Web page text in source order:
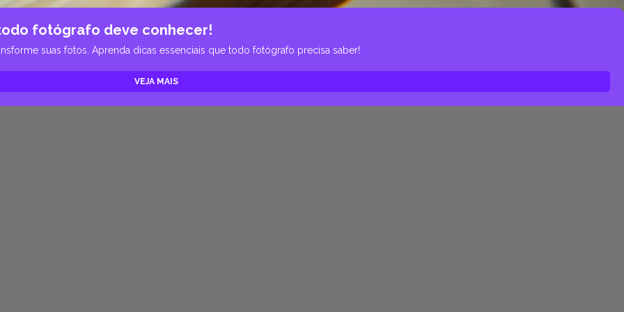
fotógrafo deve conhecer!
suas fotos. Aprenda dicas essenciais que todo fotógrafo precisa saber!
VEJA MAIS